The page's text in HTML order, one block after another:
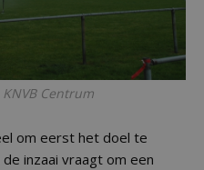
Centrum
om eerst het doel te
inzaai vraagt om een